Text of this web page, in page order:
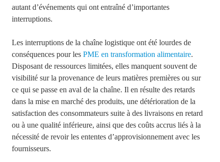
autant d’événements qui ont entraîné d’importantes
interruptions.
Les interruptions de la chaîne logistique ont été lourdes de
conséquences pour les PME en transformation alimentaire.
Disposant de ressources limitées, elles manquent souvent de
visibilité sur la provenance de leurs matières premières ou sur
ce qui se passe en aval de la chaîne. Il en résulte des retards
dans la mise en marché des produits, une détérioration de la
satisfaction des consommateurs suite à des livraisons en retard
ou à une qualité inférieure, ainsi que des coûts accrus liés à la
nécessité de revoir les ententes d’approvisionnement avec les
fournisseurs.